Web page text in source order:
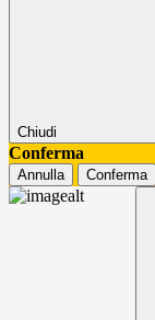
Chiudi
Conferma
Annulla Conferma